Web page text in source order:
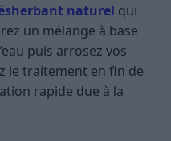
naturel qui
un mélange à base
puis arrosez vos
le traitement en fin de
rapide due à la